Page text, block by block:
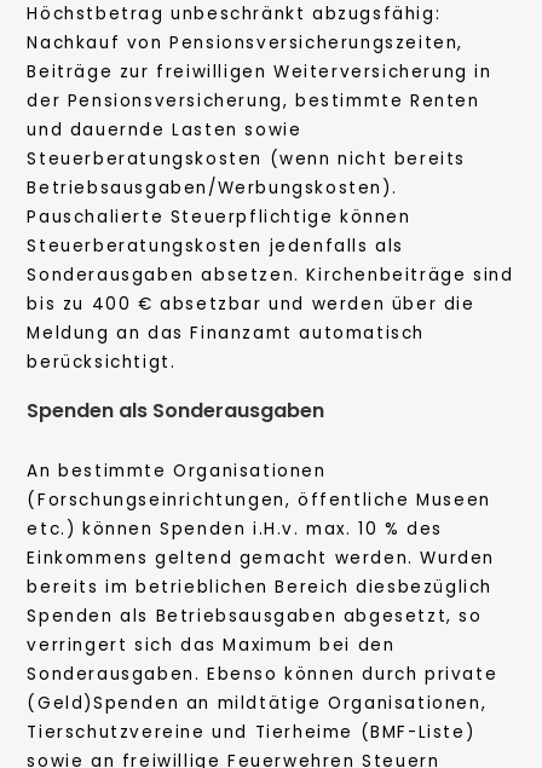
Höchstbetrag unbeschränkt abzugsfähig:
Nachkauf von Pensionsversicherungszeiten,
Beiträge zur freiwilligen Weiterversicherung in
der Pensionsversicherung, bestimmte Renten
und dauernde Lasten sowie
Steuerberatungskosten (wenn nicht bereits
Betriebsausgaben/Werbungskosten).
Pauschalierte Steuerpflichtige können
Steuerberatungskosten jedenfalls als
Sonderausgaben absetzen. Kirchenbeiträge sind
bis zu 400 € absetzbar und werden über die
Meldung an das Finanzamt automatisch
berücksichtigt.
Spenden als Sonderausgaben
An bestimmte Organisationen
(Forschungseinrichtungen, öffentliche Museen
etc.) können Spenden i.H.v. max. 10 % des
Einkommens geltend gemacht werden. Wurden
bereits im betrieblichen Bereich diesbezüglich
Spenden als Betriebsausgaben abgesetzt, so
verringert sich das Maximum bei den
Sonderausgaben. Ebenso können durch private
(Geld)Spenden an mildtätige Organisationen,
Tierschutzvereine und Tierheime (BMF-Liste)
sowie an freiwillige Feuerwehren Steuern